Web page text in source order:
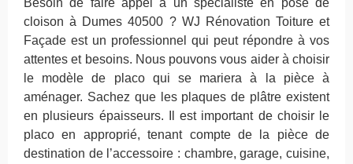
Besoin de faire appel à un spécialiste en pose de
cloison à Dumes 40500 ? WJ Rénovation Toiture et
Façade est un professionnel qui peut répondre à vos
attentes et besoins. Nous pouvons vous aider à choisir
le modèle de placo qui se mariera à la pièce à
aménager. Sachez que les plaques de plâtre existent
en plusieurs épaisseurs. Il est important de choisir le
placo en approprié, tenant compte de la pièce de
destination de l’accessoire : chambre, garage, cuisine,